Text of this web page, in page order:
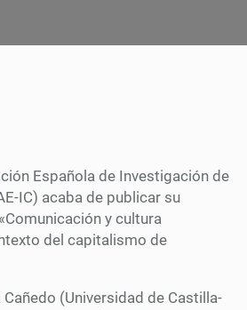
Española de Investigación de
IC) acaba de publicar su
y cultura
del capitalismo de
Cañedo (Universidad de Castilla-